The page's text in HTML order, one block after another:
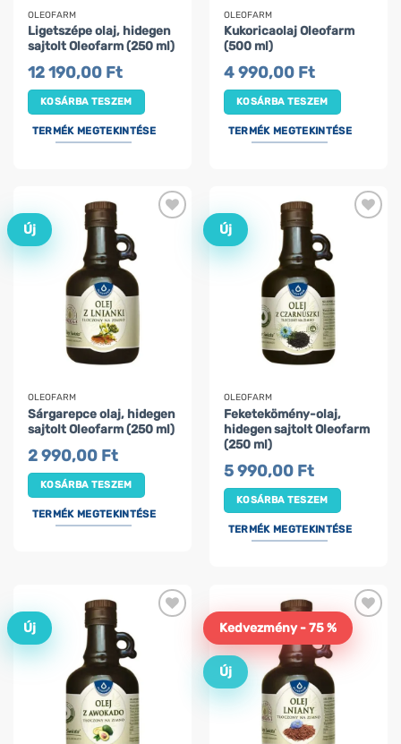
OLEOFARM
Ligetszépe olaj, hidegen
sajtolt Oleofarm (250 ml)
12 190,00 Ft
KOSÁRBA TESZEM
TERMÉK MEGTEKINTÉSE
OLEOFARM
Kukoricaolaj Oleofarm
(500 ml)
4 990,00 Ft
KOSÁRBA TESZEM
TERMÉK MEGTEKINTÉSE
Új
OLEOFARM
Sárgarepce olaj, hidegen
sajtolt Oleofarm (250 ml)
2 990,00 Ft
KOSÁRBA TESZEM
TERMÉK MEGTEKINTÉSE
Új
OLEOFARM
Feketekömény-olaj,
hidegen sajtolt Oleofarm
(250 ml)
5 990,00 Ft
KOSÁRBA TESZEM
TERMÉK MEGTEKINTÉSE
Új Kedvezmény - 75 %
Új